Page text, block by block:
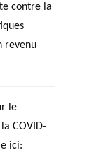
contre la
revenu
le
COVID-
ici: